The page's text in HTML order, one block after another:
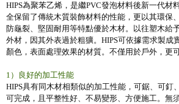
HIPS為聚苯乙烯，是繼PVC發泡材料後新一代材
全保留了傳統木質裝飾材料的性能，更以其環保
防龜裂、堅固耐用等特點優於木材。以往塑木給
外材，因其外表過於粗獷。HIPS可依據需求製成
顏色，表面處理效果的材質。不僅用於戶外，更
1）良好的加工性能
HIPS具有同木材相類似的加工性能，可鋸、可釘
可完成，且平整性好、不易變形、方便施工。無